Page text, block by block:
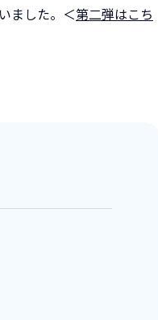
ました。＜第二弾はこち